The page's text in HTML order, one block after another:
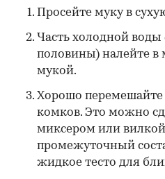
Просейте муку в
Часть холодной
половины) налейте в
мукой.
Хорошо перемешайте
комков. Это можно
миксером или
промежуточный
жидкое тесто для